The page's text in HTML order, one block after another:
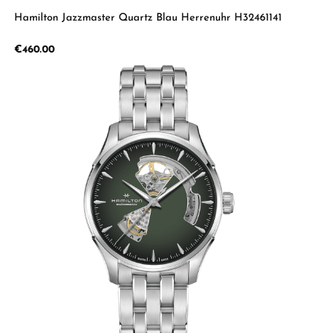
Hamilton Jazzmaster Quartz Blau Herrenuhr H32461141
Regular price:
€460.00